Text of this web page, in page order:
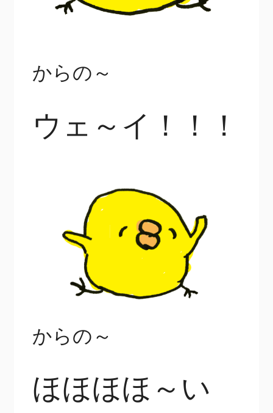
からの～
ウェ～イ！！！
からの～
ほほほほ～い